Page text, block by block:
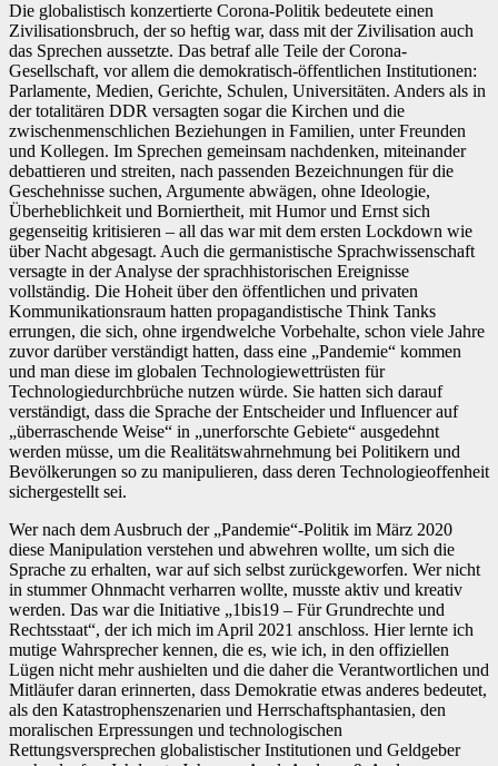
Die globalistisch konzertierte Corona-Politik bedeutete einen
Zivilisationsbruch, der so heftig war, dass mit der Zivilisation auch
das Sprechen aussetzte. Das betraf alle Teile der Corona-
Gesellschaft, vor allem die demokratisch-öffentlichen Institutionen:
Parlamente, Medien, Gerichte, Schulen, Universitäten. Anders als in
der totalitären DDR versagten sogar die Kirchen und die
zwischenmenschlichen Beziehungen in Familien, unter Freunden
und Kollegen. Im Sprechen gemeinsam nachdenken, miteinander
debattieren und streiten, nach passenden Bezeichnungen für die
Geschehnisse suchen, Argumente abwägen, ohne Ideologie,
Überheblichkeit und Borniertheit, mit Humor und Ernst sich
gegenseitig kritisieren – all das war mit dem ersten Lockdown wie
über Nacht abgesagt. Auch die germanistische Sprachwissenschaft
versagte in der Analyse der sprachhistorischen Ereignisse
vollständig. Die Hoheit über den öffentlichen und privaten
Kommunikationsraum hatten propagandistische Think Tanks
errungen, die sich, ohne irgendwelche Vorbehalte, schon viele Jahre
zuvor darüber verständigt hatten, dass eine „Pandemie“ kommen
und man diese im globalen Technologiewettrüsten für
Technologiedurchbrüche nutzen würde. Sie hatten sich darauf
verständigt, dass die Sprache der Entscheider und Influencer auf
„überraschende Weise“ in „unerforschte Gebiete“ ausgedehnt
werden müsse, um die Realitätswahrnehmung bei Politikern und
Bevölkerungen so zu manipulieren, dass deren Technologieoffenheit
sichergestellt sei.
Wer nach dem Ausbruch der „Pandemie“-Politik im März 2020
diese Manipulation verstehen und abwehren wollte, um sich die
Sprache zu erhalten, war auf sich selbst zurückgeworfen. Wer nicht
in stummer Ohnmacht verharren wollte, musste aktiv und kreativ
werden. Das war die Initiative „1bis19 – Für Grundrechte und
Rechtsstaat“, der ich mich im April 2021 anschloss. Hier lernte ich
mutige Wahrsprecher kennen, die es, wie ich, in den offiziellen
Lügen nicht mehr aushielten und die daher die Verantwortlichen und
Mitläufer daran erinnerten, dass Demokratie etwas anderes bedeutet,
als den Katastrophenszenarien und Herrschaftsphantasien, den
moralischen Erpressungen und technologischen
Rettungsversprechen globalistischer Institutionen und Geldgeber